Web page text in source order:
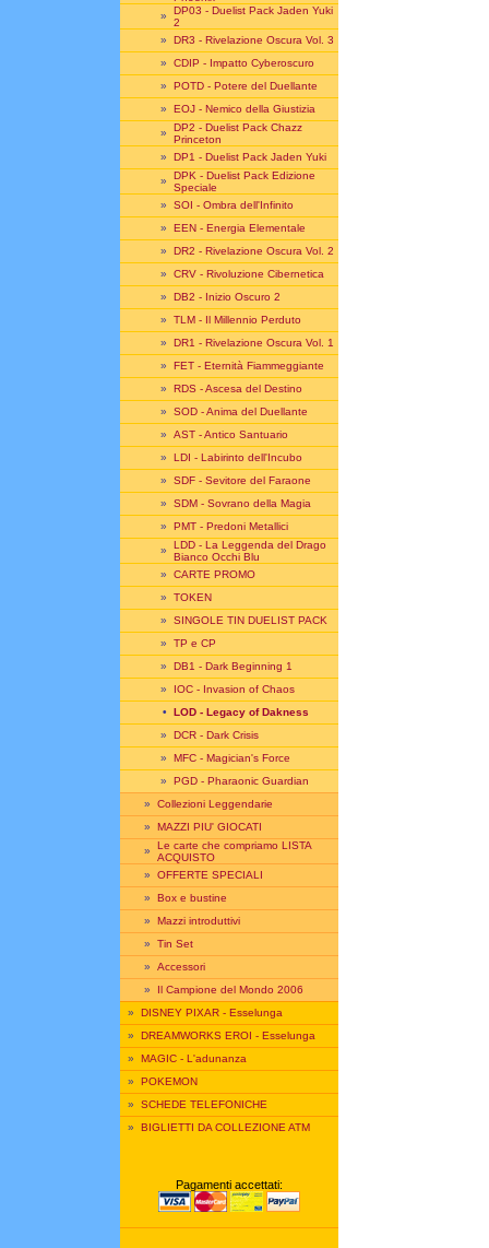
» DP03 - Duelist Pack Jaden Yuki
2
» DR3 - Rivelazione Oscura Vol. 3
» CDIP - Impatto Cyberoscuro
» POTD - Potere del Duellante
» EOJ - Nemico della Giustizia
» DP2 - Duelist Pack Chazz
Princeton
» DP1 - Duelist Pack Jaden Yuki
» DPK - Duelist Pack Edizione
Speciale
» SOI - Ombra dell'Infinito
» EEN - Energia Elementale
» DR2 - Rivelazione Oscura Vol. 2
» CRV - Rivoluzione Cibernetica
» DB2 - Inizio Oscuro 2
» TLM - Il Millennio Perduto
» DR1 - Rivelazione Oscura Vol. 1
» FET - Eternità Fiammeggiante
» RDS - Ascesa del Destino
» SOD - Anima del Duellante
» AST - Antico Santuario
» LDI - Labirinto dell'Incubo
» SDF - Sevitore del Faraone
» SDM - Sovrano della Magia
» PMT - Predoni Metallici
» LDD - La Leggenda del Drago
Bianco Occhi Blu
» CARTE PROMO
» TOKEN
» SINGOLE TIN DUELIST PACK
» TP e CP
» DB1 - Dark Beginning 1
» IOC - Invasion of Chaos
• LOD - Legacy of Dakness
» DCR - Dark Crisis
» MFC - Magician's Force
» PGD - Pharaonic Guardian
» Collezioni Leggendarie
» MAZZI PIU' GIOCATI
» Le carte che compriamo LISTA
ACQUISTO
» OFFERTE SPECIALI
» Box e bustine
» Mazzi introduttivi
» Tin Set
» Accessori
» Il Campione del Mondo 2006
» DISNEY PIXAR - Esselunga
» DREAMWORKS EROI - Esselunga
» MAGIC - L'adunanza
» POKEMON
» SCHEDE TELEFONICHE
» BIGLIETTI DA COLLEZIONE ATM
Pagamenti accettati: